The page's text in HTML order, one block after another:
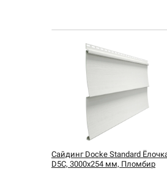
Сайдинг Docke Standard
D5C, 3000х254 мм, Пломбир